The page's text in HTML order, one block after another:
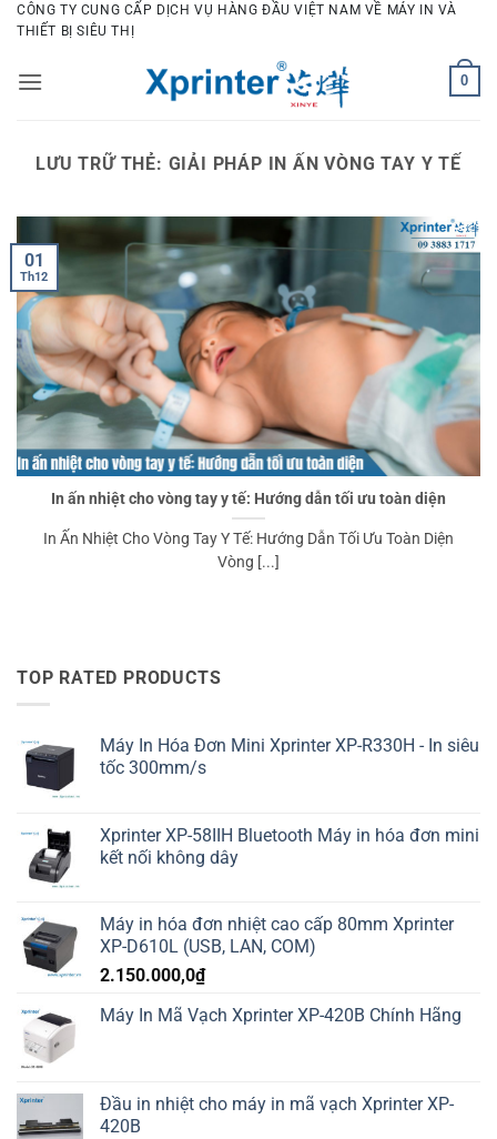
Bỏ
qua
dung
CÔNG TY CUNG CẤP DỊCH VỤ HÀNG ĐẦU VIỆT NAM VỀ MÁY IN VÀ
THIẾT BỊ SIÊU THỊ
0
LƯU TRỮ THẺ: GIẢI PHÁP IN ẤN VÒNG TAY Y TẾ
In ấn nhiệt cho vòng tay y tế: Hướng dẫn tối ưu toàn diện
In Ấn Nhiệt Cho Vòng Tay Y Tế: Hướng Dẫn Tối Ưu Toàn Diện
Vòng [...]
01
Th12
TOP RATED PRODUCTS
Máy In Hóa Đơn Mini Xprinter XP-R330H - In siêu
tốc 300mm/s
Xprinter XP-58IIH Bluetooth Máy in hóa đơn mini
kết nối không dây
Máy in hóa đơn nhiệt cao cấp 80mm Xprinter
XP-D610L (USB, LAN, COM)
2.150.000,0₫
Máy In Mã Vạch Xprinter XP-420B Chính Hãng
Đầu in nhiệt cho máy in mã vạch Xprinter XP-
420B